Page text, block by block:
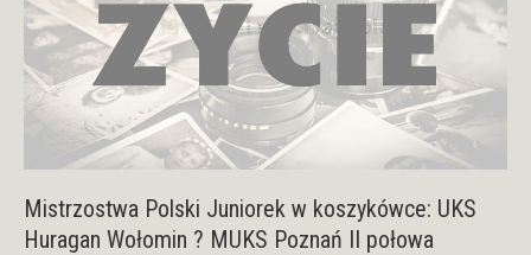
Mistrzostwa Polski Juniorek w koszykówce: UKS
Huragan Wołomin ? MUKS Poznań II połowa